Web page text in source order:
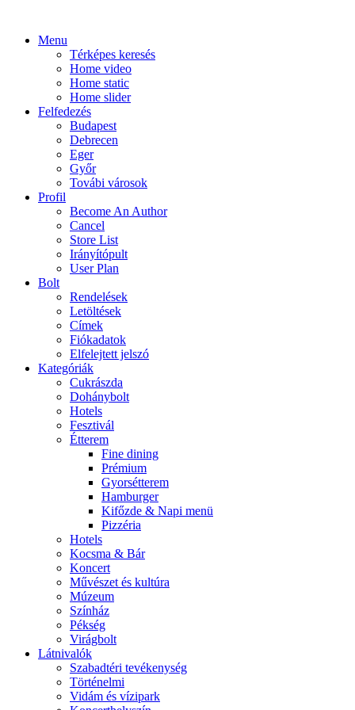
Menu
Térképes keresés
Home video
Home static
Home slider
Felfedezés
Budapest
Debrecen
Eger
Győr
Továbi városok
Profil
Become An Author
Cancel
Store List
Irányítópult
User Plan
Bolt
Rendelések
Letöltések
Címek
Fiókadatok
Elfelejtett jelszó
Kategóriák
Cukrászda
Dohánybolt
Hotels
Fesztivál
Étterem
Fine dining
Prémium
Gyorsétterem
Hamburger
Kifőzde & Napi menü
Pizzéria
Hotels
Kocsma & Bár
Koncert
Művészet és kultúra
Múzeum
Színház
Pékség
Virágbolt
Látnivalók
Szabadtéri tevékenység
Történelmi
Vidám és vízipark